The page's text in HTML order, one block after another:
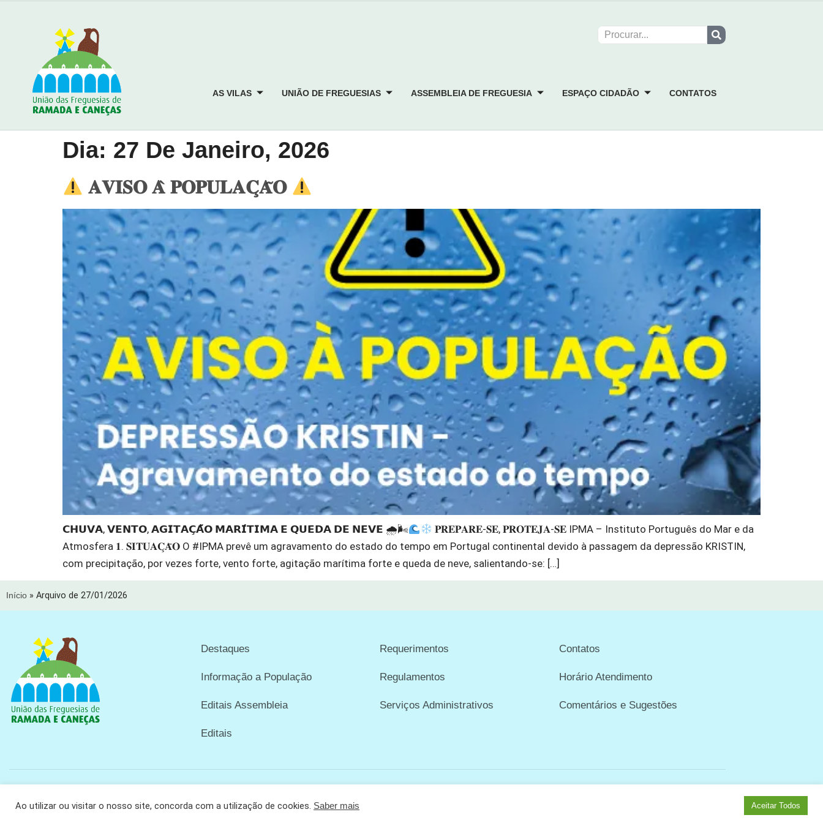
AS VILAS UNIÃO DE FREGUESIAS ASSEMBLEIA DE FREGUESIA ESPAÇO CIDADÃO CONTATOS
Dia: 27 De Janeiro, 2026
𝐀𝐕𝐈𝐒𝐎 𝐀̀ 𝐏𝐎𝐏𝐔𝐋𝐀𝐂̧𝐀̃𝐎
𝗖𝗛𝗨𝗩𝗔, 𝗩𝗘𝗡𝗧𝗢, 𝗔𝗚𝗜𝗧𝗔𝗖̧𝗔̃𝗢 𝗠𝗔𝗥𝗜́𝗧𝗜𝗠𝗔 𝗘 𝗤𝗨𝗘𝗗𝗔 𝗗𝗘 𝗡𝗘𝗩𝗘 🌧🌬
𝐏𝐑𝐄𝐏𝐀𝐑𝐄-𝐒𝐄, 𝐏𝐑𝐎𝐓𝐄𝐉𝐀-𝐒𝐄 IPMA – Instituto Português do Mar e da
Atmosfera 𝟏. 𝐒𝐈𝐓𝐔𝐀𝐂̧𝐀̃𝐎 O #IPMA prevê um agravamento do estado do tempo em Portugal continental devido à passagem da depressão KRISTIN,
com precipitação, por vezes forte, vento forte, agitação marítima forte e queda de neve, salientando-se: […]
Início » Arquivo de 27/01/2026
Destaques
Informação a População
Editais Assembleia
Editais
Requerimentos
Regulamentos
Serviços Administrativos
Contatos
Horário Atendimento
Comentários e Sugestões
Ao utilizar ou visitar o nosso site, concorda com a utilização de cookies. Saber mais Aceitar Todos